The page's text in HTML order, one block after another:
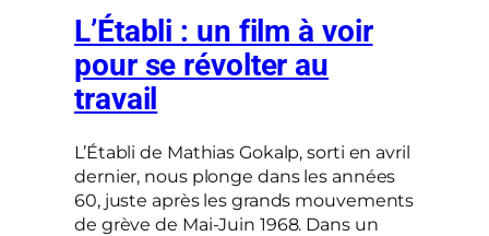
L’Établi : un film à voir
pour se révolter au
travail
L’Établi de Mathias Gokalp, sorti en avril
dernier, nous plonge dans les années
60, juste après les grands mouvements
de grève de Mai-Juin 1968. Dans un